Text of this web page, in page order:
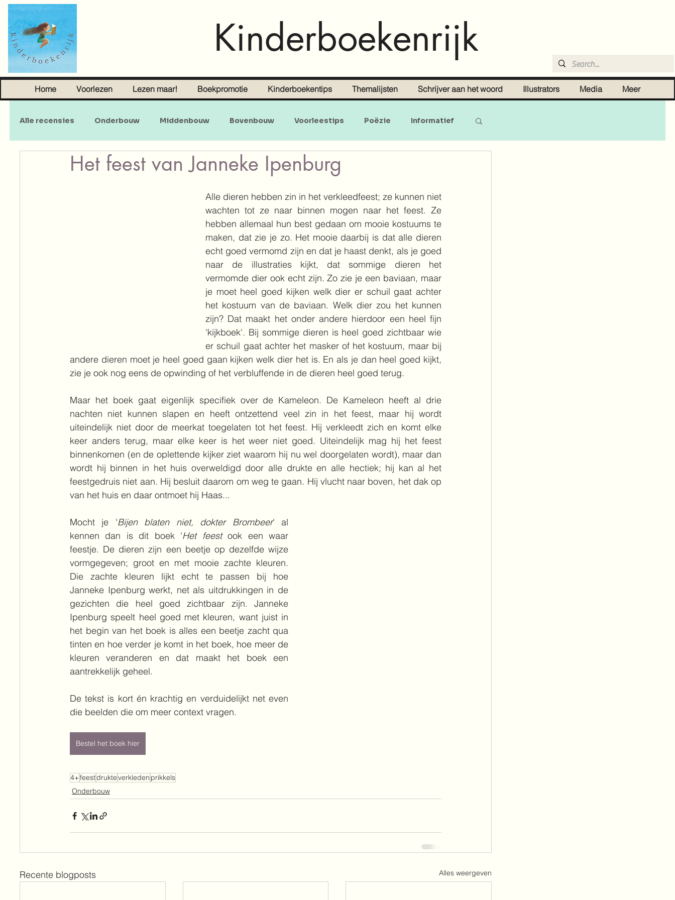
Kinderboekenrijk
Home Voorlezen Lezen maar! Boekpromotie Kinderboekentips Themalijsten Schrijver aan het woord Illustrators Media Meer
Alle recensies Onderbouw Middenbouw Bovenbouw Voorleestips Poëzie Informatief
Sprookjes Young Adult Volwassenen Doe-en zoekboeken Baby's en peuters
Het feest van Janneke Ipenburg
Alle dieren hebben zin in het verkleedfeest; ze kunnen niet
wachten tot ze naar binnen mogen naar het feest. Ze
hebben allemaal hun best gedaan om mooie kostuums te
maken, dat zie je zo. Het mooie daarbij is dat alle dieren
echt goed vermomd zijn en dat je haast denkt, als je goed
naar de illustraties kijkt, dat sommige dieren het
vermomde dier ook echt zijn. Zo zie je een baviaan, maar
je moet heel goed kijken welk dier er schuil gaat achter
het kostuum van de baviaan. Welk dier zou het kunnen
zijn? Dat maakt het onder andere hierdoor een heel fijn
'kijkboek'. Bij sommige dieren is heel goed zichtbaar wie
er schuil gaat achter het masker of het kostuum, maar bij
andere dieren moet je heel goed gaan kijken welk dier het is. En als je dan heel goed kijkt,
zie je ook nog eens de opwinding of het verbluffende in de dieren heel goed terug.
Maar het boek gaat eigenlijk specifiek over de Kameleon. De Kameleon heeft al drie
nachten niet kunnen slapen en heeft ontzettend veel zin in het feest, maar hij wordt
uiteindelijk niet door de meerkat toegelaten tot het feest. Hij verkleedt zich en komt elke
keer anders terug, maar elke keer is het weer niet goed. Uiteindelijk mag hij het feest
binnenkomen (en de oplettende kijker ziet waarom hij nu wel doorgelaten wordt), maar dan
wordt hij binnen in het huis overweldigd door alle drukte en alle hectiek; hij kan al het
feestgedruis niet aan. Hij besluit daarom om weg te gaan. Hij vlucht naar boven, het dak op
van het huis en daar ontmoet hij Haas...
Mocht je 'Bijen blaten niet, dokter Brombeer' al
kennen dan is dit boek 'Het feest ook een waar
feestje. De dieren zijn een beetje op dezelfde wijze
vormgegeven; groot en met mooie zachte kleuren.
Die zachte kleuren lijkt echt te passen bij hoe
Janneke Ipenburg werkt, net als uitdrukkingen in de
gezichten die heel goed zichtbaar zijn. Janneke
Ipenburg speelt heel goed met kleuren, want juist in
het begin van het boek is alles een beetje zacht qua
tinten en hoe verder je komt in het boek, hoe meer de
kleuren veranderen en dat maakt het boek een
aantrekkelijk geheel.
De tekst is kort én krachtig en verduidelijkt net even
die beelden die om meer context vragen.
Bestel het boek hier
4+feestdrukteverkleden prikkels
Onderbouw
Recente blogposts Alles weergeven